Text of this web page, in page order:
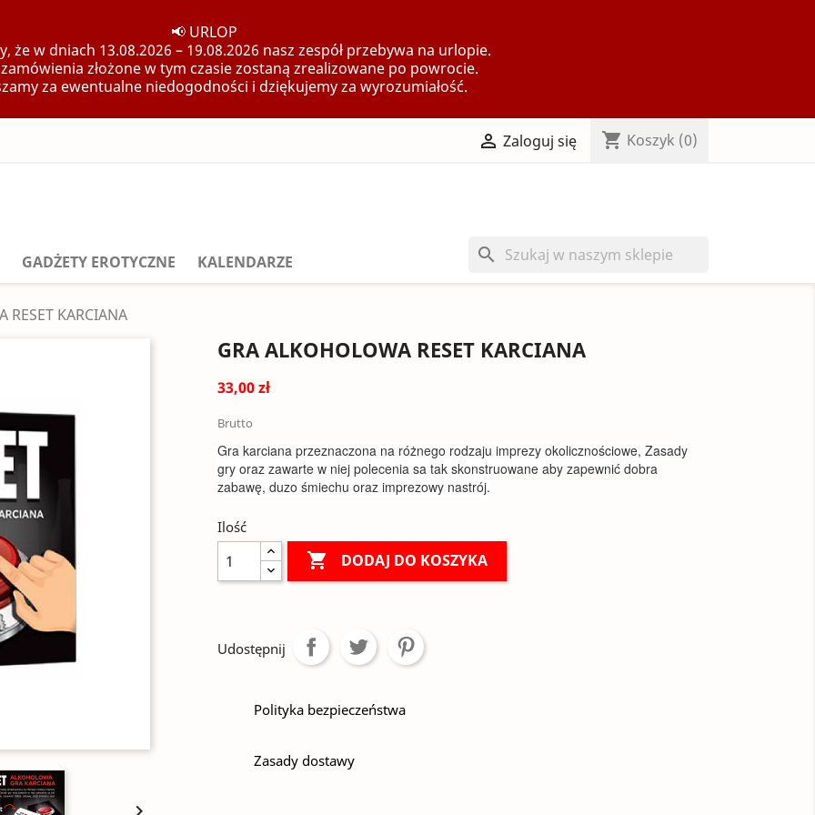
📢 URLOP
że w dniach 13.08.2026 – 19.08.2026 nasz zespół przebywa na urlopie.
złożone w tym czasie zostaną zrealizowane po powrocie.
za ewentualne niedogodności i dziękujemy za wyrozumiałość.
 Zaloguj się shopping_cart Koszyk (0)
GADŻETY EROTYCZNE KALENDARZE search
RESET KARCIANA
GRA ALKOHOLOWA RESET KARCIANA
33,00 zł
Brutto
Gra karciana przeznaczona na różnego rodzaju imprezy okolicznościowe, Zasady
gry oraz zawarte w niej polecenia sa tak skonstruowane aby zapewnić dobra
zabawę, duzo śmiechu oraz imprezowy nastrój.
Ilość
 DODAJ DO KOSZYKA
Udostępnij
Polityka bezpieczeństwa
Zasady dostawy